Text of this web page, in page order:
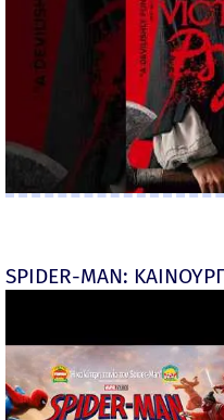
SPIDER-MAN: